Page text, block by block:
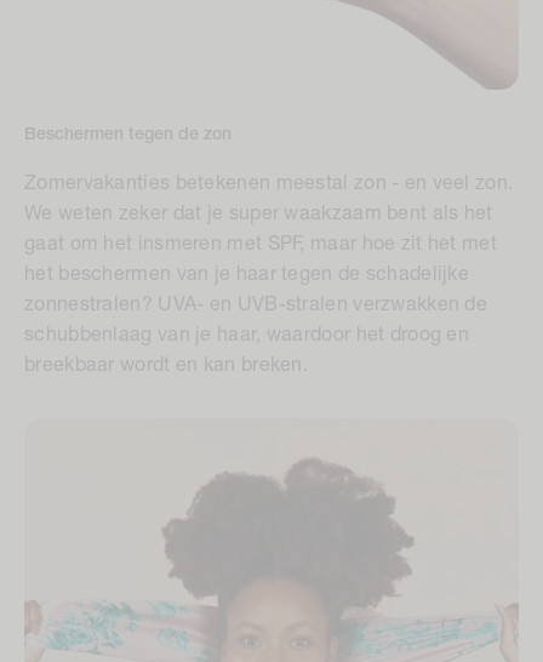
Beschermen tegen de zon
Zomervakanties betekenen meestal zon - en veel zon.
We weten zeker dat je super waakzaam bent als het
gaat om het insmeren met SPF, maar hoe zit het met
het beschermen van je haar tegen de schadelijke
zonnestralen? UVA- en UVB-stralen verzwakken de
schubbenlaag van je haar, waardoor het droog en
breekbaar wordt en kan breken.